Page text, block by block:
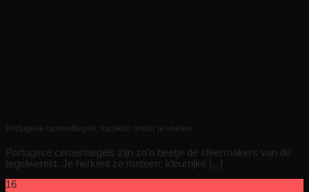
Portugese cementtegels: karakter onder je voeten
Portugese cementtegels zijn zo’n beetje de sfeermakers van de
tegelwereld. Je herkent ze meteen: kleurrijke [...]
16